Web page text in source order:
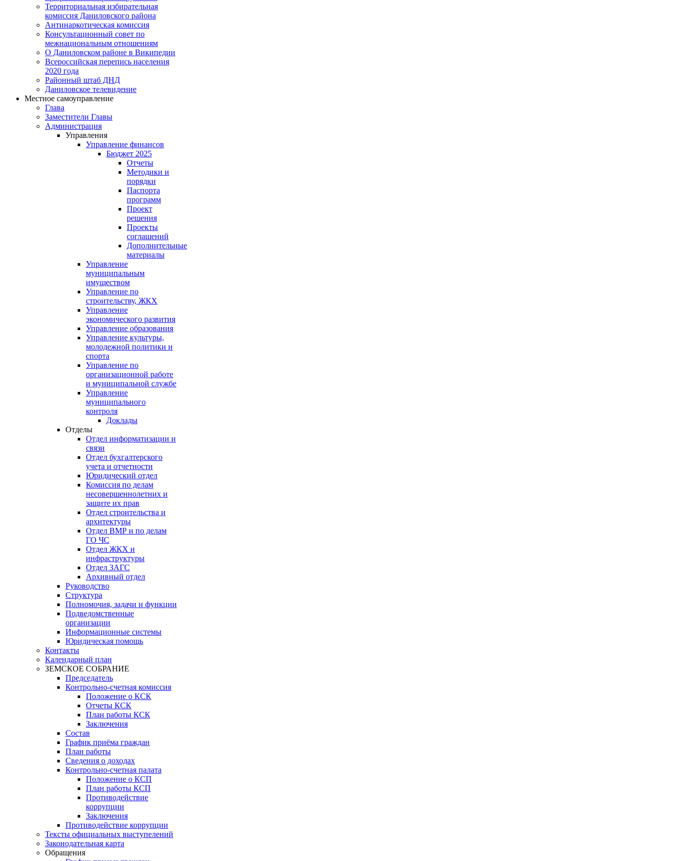
Территориальная избирательная
комиссия Даниловского района
Антинаркотическая комиссия
Консультационный совет по
межнациональным отношениям
О Даниловском районе в Википедии
Всероссийская перепись населения
2020 года
Районный штаб ДНД
Даниловское телевидение
Местное самоуправление
Глава
Заместители Главы
Администрация
Управления
Управление финансов
Бюджет 2025
Отчеты
Методики и
порядки
Паспорта
программ
Проект
решения
Проекты
соглашений
Дополнительные
материалы
Управление
муниципальным
имуществом
Управление по
строительству, ЖКХ
Управление
экономического развития
Управление образования
Управление культуры,
молодежной политики и
спорта
Управление по
организационной работе
и муниципальной службе
Управление
муниципального
контроля
Доклады
Отделы
Отдел информатизации и
связи
Отдел бухгалтерского
учета и отчетности
Юридический отдел
Комиссия по делам
несовершеннолетних и
защите их прав
Отдел строительства и
архитектуры
Отдел ВМР и по делам
ГО ЧС
Отдел ЖКХ и
инфраструктуры
Отдел ЗАГС
Архивный отдел
Руководство
Структура
Полномочия, задачи и функции
Подведомственные
организации
Информационные системы
Юридическая помощь
Контакты
Календарный план
ЗЕМСКОЕ СОБРАНИЕ
Председатель
Контрольно-счетная комиссия
Положение о КСК
Отчеты КСК
План работы КСК
Заключения
Состав
График приёма граждан
План работы
Сведения о доходах
Контрольно-счетная палата
Положение о КСП
План работы КСП
Противодействие
коррупции
Заключения
Противодействие коррупции
Тексты официальных выступелений
Законодательная карта
Обращения